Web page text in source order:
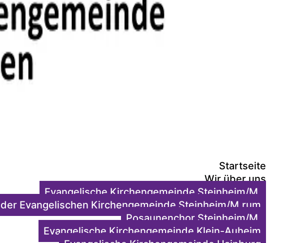
Startseite
Wir über uns
Evangelische Kirchengemeinde Steinheim/M.
Evangelischen Kirchengemeinde Steinheim/M.rum
Posaunenchor Steinheim/M.
Evangelische Kirchengemeinde Klein-Auheim